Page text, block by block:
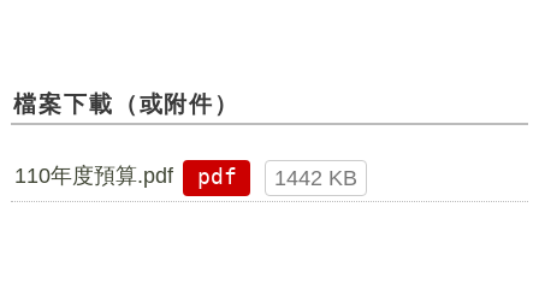
檔案下載（或附件）
110年度預算.pdf pdf 1442 KB